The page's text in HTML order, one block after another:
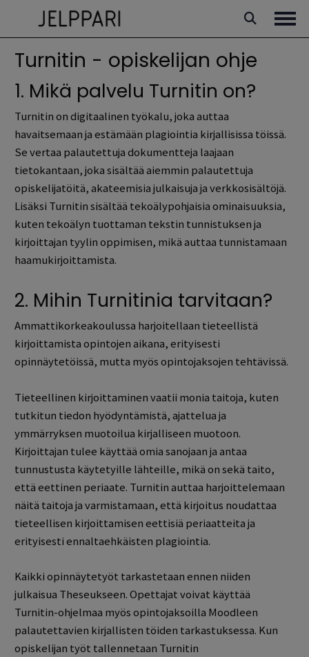
sisältöön
Turnitin - opiskelijan ohje
1. Mikä palvelu Turnitin on?
Turnitin on digitaalinen työkalu, joka auttaa
havaitsemaan ja estämään plagiointia kirjallisissa töissä.
Se vertaa palautettuja dokumentteja laajaan
tietokantaan, joka sisältää aiemmin palautettuja
opiskelijatöitä, akateemisia julkaisuja ja verkkosisältöjä.
Lisäksi Turnitin sisältää tekoälypohjaisia ominaisuuksia,
kuten tekoälyn tuottaman tekstin tunnistuksen ja
kirjoittajan tyylin oppimisen, mikä auttaa tunnistamaan
haamukirjoittamista.
2. Mihin Turnitinia tarvitaan?
Ammattikorkeakoulussa harjoitellaan tieteellistä
kirjoittamista opintojen aikana, erityisesti
opinnäytetöissä, mutta myös opintojaksojen tehtävissä.
Tieteellinen kirjoittaminen vaatii monia taitoja, kuten
tutkitun tiedon hyödyntämistä, ajattelua ja
ymmärryksen muotoilua kirjalliseen muotoon.
Kirjoittajan tulee käyttää omia sanojaan ja antaa
tunnustusta käytetyille lähteille, mikä on sekä taito,
että eettinen periaate. Turnitin auttaa harjoittelemaan
näitä taitoja ja varmistamaan, että kirjoitus noudattaa
tieteellisen kirjoittamisen eettisiä periaatteita ja
erityisesti ennaltaehkäisten plagiointia.
Kaikki opinnäytetyöt tarkastetaan ennen niiden
julkaisua Theseukseen. Opettajat voivat käyttää
Turnitin-ohjelmaa myös opintojaksoilla Moodleen
palautettavien kirjallisten töiden tarkastuksessa. Kun
opiskelijan työt tallennetaan Turnitin